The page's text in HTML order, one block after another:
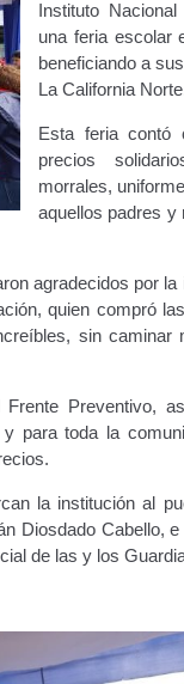
vehículos.
Público de
Registro
Original de Licencia
de 16 y menores
y Privado de
Trabajos en la
Frecuente
Instituto
una feria escolar
beneficiando a
La California
Esta feria contó
precios
morrales,
aquellos padres y
agradecidos por
quien compró
sin caminar
Preventivo,
para toda la
la institución al
Diosdado Cabello,
de las y los